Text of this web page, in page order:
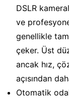
DSLR
ve
genellikle
çeker. Üst
ancak hız,
açısından
Otomatik